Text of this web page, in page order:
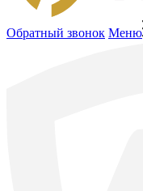
Обратный звонок Меню